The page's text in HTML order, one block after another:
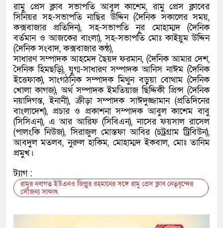
রামু প্রেস ক্লাব সভাপতি আবুল কাশেম, রামু প্রেস ক্লাবের
সিনিয়র সহ-সভাপতি নাছির উদ্দিন (দৈনিক সকালের সময়,
কক্সবাজার প্রতিদিন), সহ-সভাপতি নূর মোহাম্মদ (দৈনিক
বর্তমান ও আজকের বাংলা), সহ-সভাপতি মোঃ কাইয়ুম উদ্দিন
(দৈনিক সংবাদ, কক্সবাজার কন্ঠ),
সাধারণ সম্পাদক আহমেদ ছৈয়দ ফরমান, (দৈনিক আমার দেশ,
দৈনিক হিমছড়ি), যুগ্ম-সাধারণ সম্পাদক আনিস নাঈম (দৈনিক
ইত্তেফাক), সাংগঠনিক সম্পাদক মিথুন বড়ুয়া বোথাম (দৈনিক
খোলা কাগজ), অর্থ সম্পাদক ইমতিয়াজ ছিদ্দিকী প্রিন্স (দৈনিক
নয়াদিগন্ত, ইনানী), ক্রীড়া সম্পাদক সাঈদুজ্জামান (প্রতিদিনের
বাংলাদেশ), প্রচার ও প্রকাশনা সম্পাদক আবুল কাশেম বাবু
(সিসিএন), এ আর আরিফ (সিবিএন), নাসের ফয়সাল রাসেল
(পালংকি নিউজ), সিরাজুল মোস্তফা আবির (চট্রগ্রাম ট্রিবিউন),
আবদুল মতলব, নুরুল হাকিম, মোহাম্মদ ইকবাল, মোঃ তানিম
প্রমুখ।
ট্যাগ :
রামুর নবাগত ইউএনও জিল্লুর রহমানের সঙ্গে রামু প্রেস ক্লাব নেতৃবৃন্দের
সৌজন্য সাক্ষাৎ